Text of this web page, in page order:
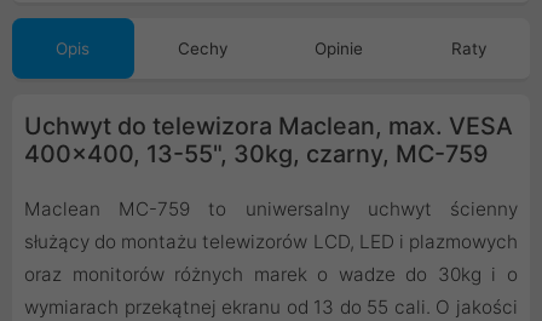
Opis Cechy Opinie Raty
Uchwyt do telewizora Maclean, max. VESA
400x400, 13-55", 30kg, czarny, MC-759
Maclean MC-759 to uniwersalny uchwyt ścienny
służący do montażu telewizorów LCD, LED i plazmowych
oraz monitorów różnych marek o wadze do 30kg i o
wymiarach przekątnej ekranu od 13 do 55 cali. O jakości